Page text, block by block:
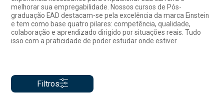
melhorar sua empregabilidade. Nossos cursos de Pós-
graduação EAD destacam-se pela excelência da marca Einstein
e tem como base quatro pilares: competência, qualidade,
colaboração e aprendizado dirigido por situações reais. Tudo
isso com a praticidade de poder estudar onde estiver.
Filtros